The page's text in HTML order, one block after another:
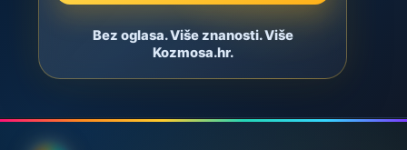
Bez oglasa. Više znanosti. Više
Kozmosa.hr.